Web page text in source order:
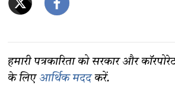
हमारी पत्रकारिता को सरकार और
के लिए आर्थिक मददकरें.